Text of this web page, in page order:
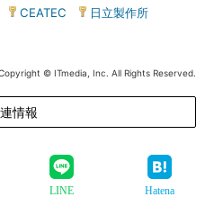
CEATEC 日立製作所
© ITmedia, Inc. All Rights Reserved.
情報
LINE Hatena